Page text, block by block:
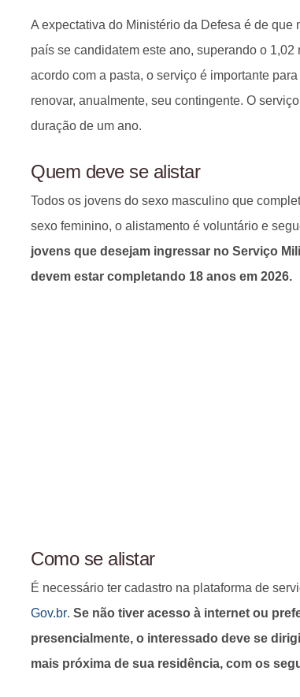
A expectativa do Ministério da Defesa é de
país se candidatem este ano, superando o
acordo com a pasta, o serviço é importante
renovar, anualmente, seu contingente. O
duração de um ano.
Quem deve se alistar
Todos os jovens do sexo masculino que
sexo feminino, o alistamento é voluntário e
jovens que desejam ingressar no Serviço
devem estar completando 18 anos em 2026.
Como se alistar
É necessário ter cadastro na plataforma de
Gov.br. Se não tiver acesso à internet ou
presencialmente, o interessado deve se
mais próxima de sua residência, com os